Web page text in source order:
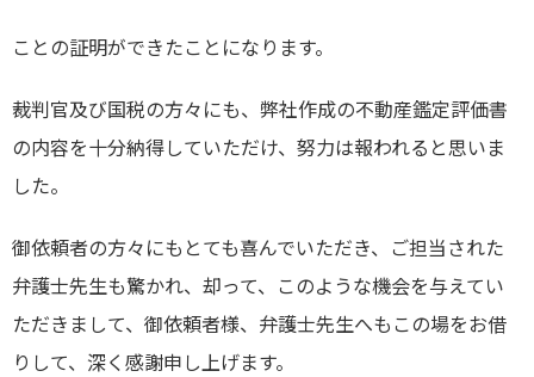
ことの証明ができたことになります。
裁判官及び国税の方々にも、弊社作成の不動産鑑定評価書
の内容を十分納得していただけ、努力は報われると思いま
した。
御依頼者の方々にもとても喜んでいただき、ご担当された
弁護士先生も驚かれ、却って、このような機会を与えてい
ただきまして、御依頼者様、弁護士先生へもこの場をお借
りして、深く感謝申し上げます。